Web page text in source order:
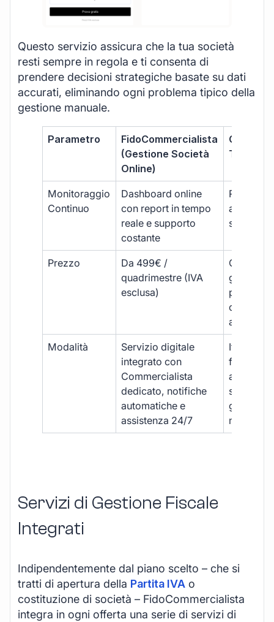
Questo servizio assicura che la tua società
resti sempre in regola e ti consenta di
prendere decisioni strategiche basate su dati
accurati, eliminando ogni problema tipico della
gestione manuale.
Parametro
FidoCommercialista
(Gestione Società
Online)
Monitoraggio
Continuo
Dashboard online
con report in tempo
reale e supporto
costante
Report
sporadici
Prezzo
Da 499€ /
quadrimestre (IVA
esclusa)
Costi
più
ogni
Modalità
Servizio digitale
integrato con
Commercialista
dedicato, notifiche
automatiche e
assistenza 24/7
Iter
studio e
gestione
manuale
Servizi di Gestione Fiscale
Integrati
Indipendentemente dal piano scelto – che si
tratti di apertura della Partita IVA o
costituzione di società – FidoCommercialista
integra in ogni offerta una serie di servizi di